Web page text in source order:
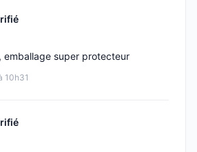
10h31
emballage super protecteur